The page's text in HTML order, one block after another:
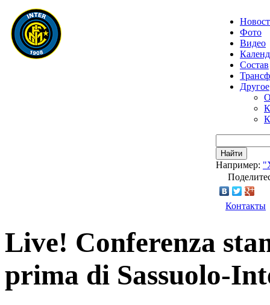
Фото
Видео
Состав
Другое
Найти
Например:
Контакты
Live! Conferenza
prima di Sassuolo-